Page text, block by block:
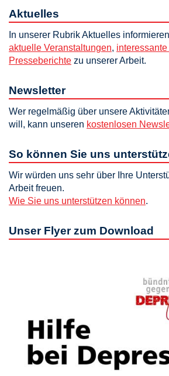
Aktuelles
In unserer Rubrik Aktuelles
aktuelle Veranstaltungen, interessante
Presseberichte zu unserer Arbeit.
Newsletter
Wer regelmäßig über unsere
will, kann unseren kostenlosen
So können Sie uns
Wir würden uns sehr über Ihre
Arbeit freuen.
Wie Sie uns unterstützen können.
Unser Flyer zum Download